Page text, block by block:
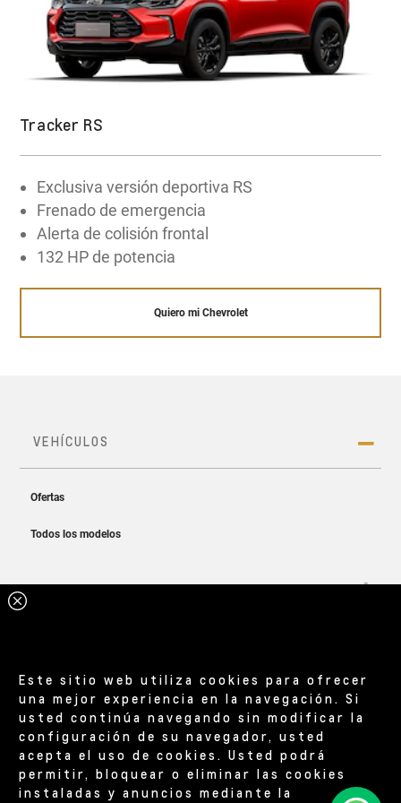
Además, si querés una protección extra,OnStar
te ofrece asistencia y soporte las 24 horas, los
7 días de la semana, con tecnología avanzada
Explorar la tecnología OnStar
500 NM TORQUE
¡Quiero comprar!
Tracker RS
Exclusiva versión deportiva RS
Frenado de emergencia
Alerta de colisión frontal
132 HP de potencia
Quiero mi Chevrolet
Este sitio web utiliza cookies para ofrecer
una mejor experiencia en la navegación. Si
usted continúa navegando sin modificar la
configuración de su navegador, usted
acepta el uso de cookies. Usted podrá
permitir, bloquear o eliminar las cookies
instaladas y anuncios mediante la